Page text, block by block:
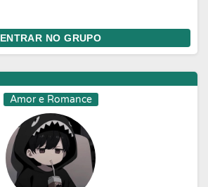
ENTRAR NO GRUPO
Amor e Romance